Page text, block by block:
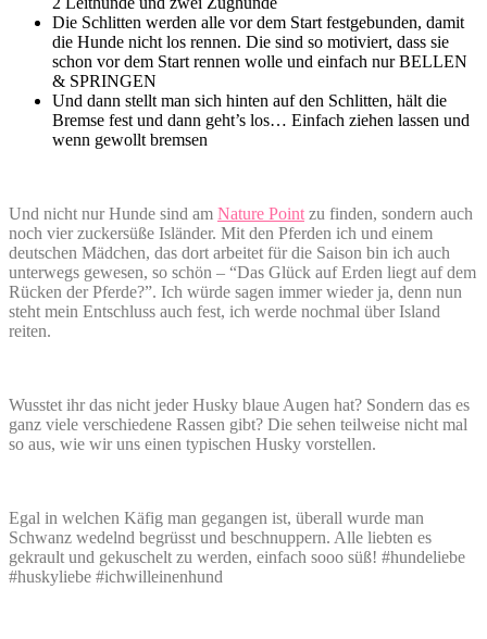
Die Schlitten werden alle vor dem Start festgebunden, damit
die Hunde nicht los rennen. Die sind so motiviert, dass sie
schon vor dem Start rennen wolle und einfach nur BELLEN
& SPRINGEN
Und dann stellt man sich hinten auf den Schlitten, hält die
Bremse fest und dann geht’s los… Einfach ziehen lassen und
wenn gewollt bremsen
Und nicht nur Hunde sind am Nature Point zu finden, sondern auch
noch vier zuckersüße Isländer. Mit den Pferden ich und einem
deutschen Mädchen, das dort arbeitet für die Saison bin ich auch
unterwegs gewesen, so schön – “Das Glück auf Erden liegt auf dem
Rücken der Pferde?”. Ich würde sagen immer wieder ja, denn nun
steht mein Entschluss auch fest, ich werde nochmal über Island
reiten.
Wusstet ihr das nicht jeder Husky blaue Augen hat? Sondern das es
ganz viele verschiedene Rassen gibt? Die sehen teilweise nicht mal
so aus, wie wir uns einen typischen Husky vorstellen.
Egal in welchen Käfig man gegangen ist, überall wurde man
Schwanz wedelnd begrüsst und beschnuppern. Alle liebten es
gekrault und gekuschelt zu werden, einfach sooo süß! #hundeliebe
#huskyliebe #ichwilleinenhund